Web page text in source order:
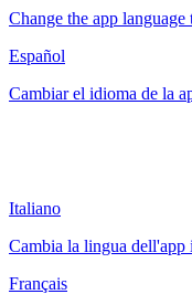
Change the app
Español
Cambiar el idioma de la
Italiano
Cambia la lingua
Français